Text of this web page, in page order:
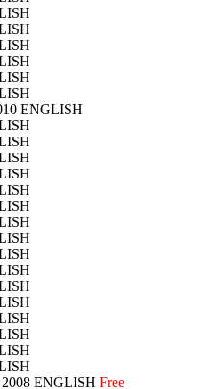
ENGLISH
ENGLISH Free